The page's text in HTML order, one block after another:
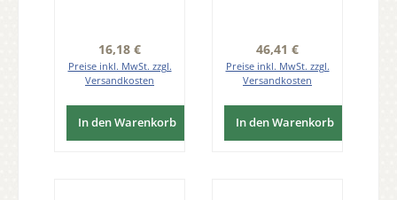
Regulärer Preis:
16,18 €
Preise inkl. MwSt. zzgl.
Versandkosten
In den Warenkorb
Regulärer Preis:
46,41 €
Preise inkl. MwSt. zzgl.
Versandkosten
In den Warenkorb